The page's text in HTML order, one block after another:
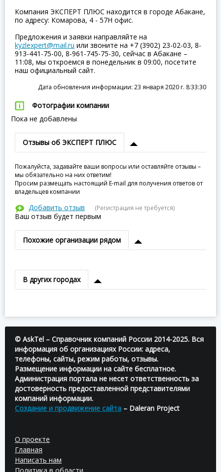
Компания ЭКСПЕРТ ПЛЮС находится в городе Абакане,
по адресу: Комарова, 4 - 57Н офис.
Предложения и заявки направляйте на
kyzlexpert@mail.ru или звоните на +7 (3902) 23-02-03, 8-
913-441-75-00, 8-961-745-75-30, сейчас в Абакане –
11:08, мы откроемся в понедельник в 09:00, посетите
наш официальный сайт.
Дата обновления информации: 23 января 2020 г. 8:33:30
Фотографии компании
Пока не добавлены
Отзывы об ЭКСПЕРТ ПЛЮС
Пожалуйста, задавайте ваши вопросы или оставляйте отзывы –
мы обязательно на них ответим!
Просим размещать настоящий E-mail для получения ответов от
владельцев компании
Добавить отзыв (Регистрация не требуется)
Ваш отзыв будет первым
Похожие организации рядом
В других городах
© AskTel – Справочник компаний России 2014-2025. Вся
информация об организациях России: адреса,
телефоны, сайты, режим работы, отзывы.
Размещение информации на сайте бесплатное.
Администрация портала не несет ответственность за
достоверность предоставленной представителями
компаний информации.
Создание и продвижение сайта – Daleran Project
О проекте
Главная
Написать нам